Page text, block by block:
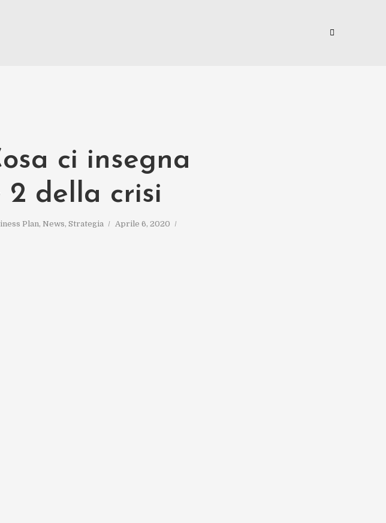
ci insegna
2 della crisi
Plan, News, Strategia
Aprile 6, 2020